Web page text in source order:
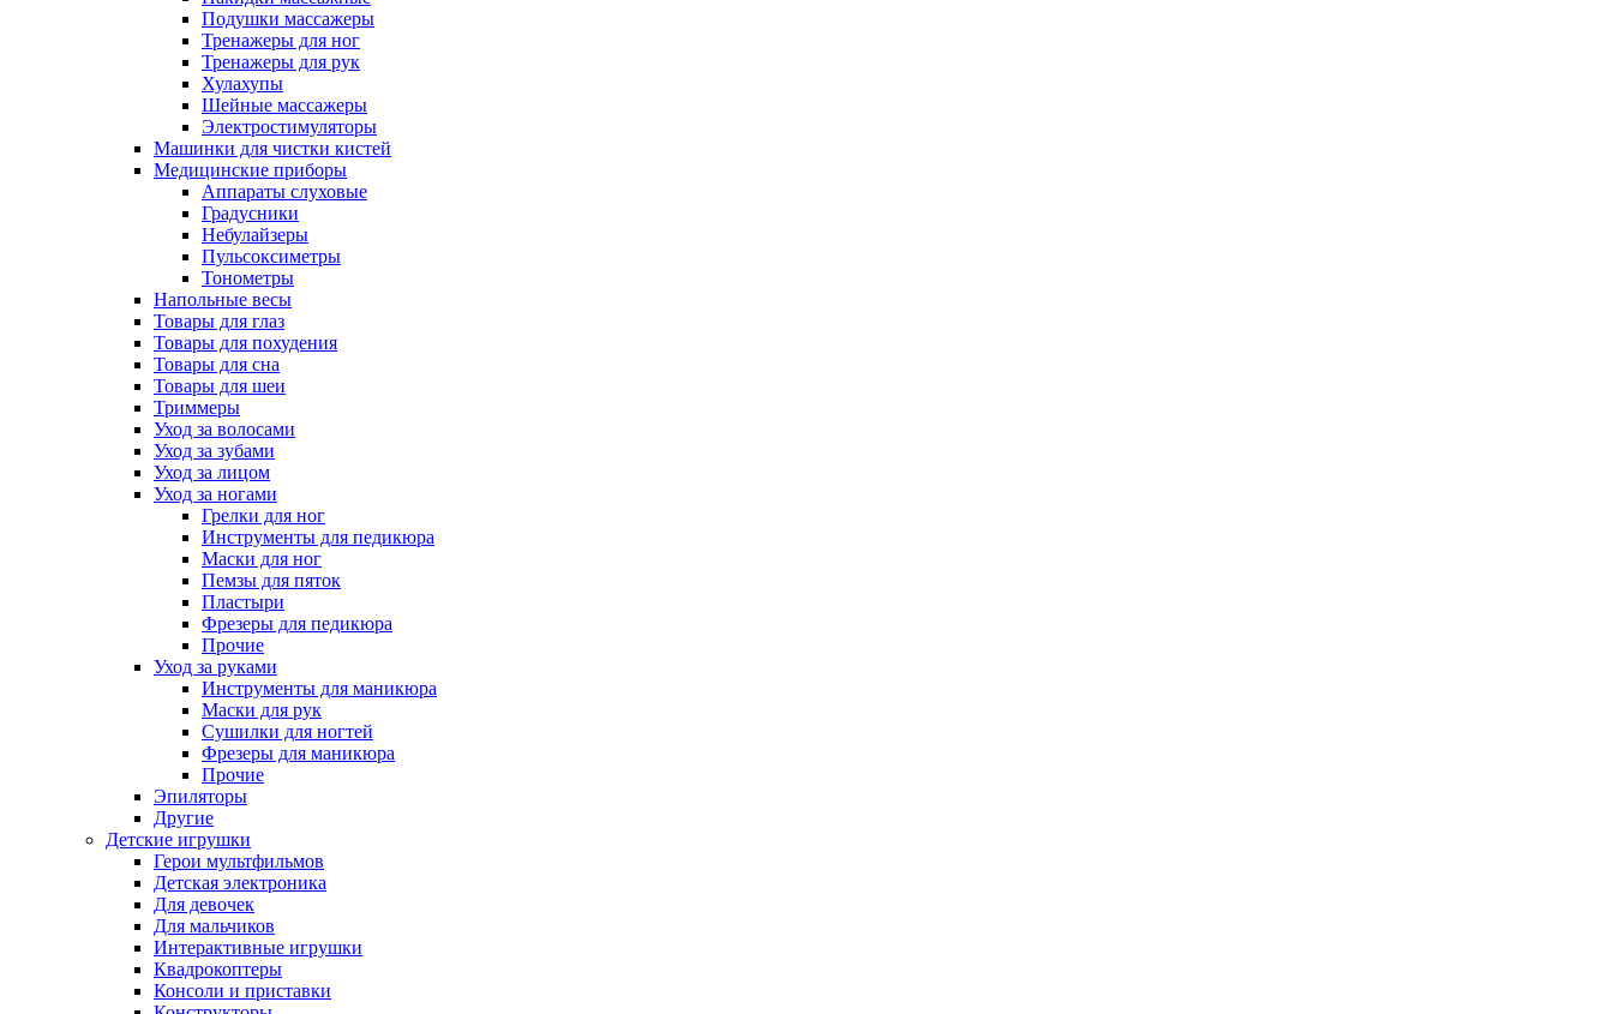
Подушки массажеры
Тренажеры для ног
Тренажеры для рук
Хулахупы
Шейные массажеры
Электростимуляторы
Машинки для чистки кистей
Медицинские приборы
Аппараты слуховые
Градусники
Небулайзеры
Пульсоксиметры
Тонометры
Напольные весы
Товары для глаз
Товары для похудения
Товары для сна
Товары для шеи
Триммеры
Уход за волосами
Уход за зубами
Уход за лицом
Уход за ногами
Грелки для ног
Инструменты для педикюра
Маски для ног
Пемзы для пяток
Пластыри
Фрезеры для педикюра
Прочие
Уход за руками
Инструменты для маникюра
Маски для рук
Сушилки для ногтей
Фрезеры для маникюра
Прочие
Эпиляторы
Другие
Детские игрушки
Герои мультфильмов
Детская электроника
Для девочек
Для мальчиков
Интерактивные игрушки
Квадрокоптеры
Консоли и приставки